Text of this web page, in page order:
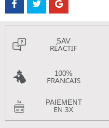
SAV
RÉACTIF
100%
FRANCAIS
PAIEMENT
EN 3X